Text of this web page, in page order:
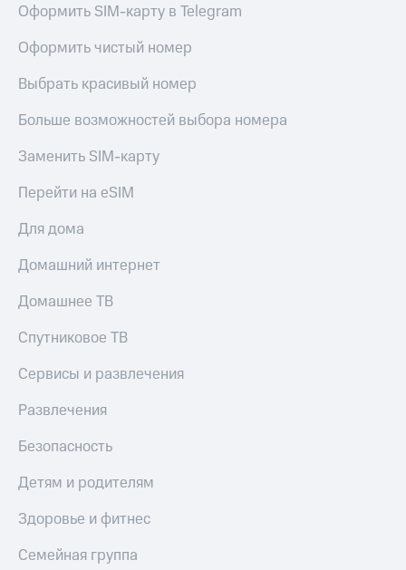
Оформить SIM-карту в Telegram
Оформить чистый номер
Выбрать красивый номер
Больше возможностей выбора номера
Заменить SIM-карту
Перейти на eSIM
Для дома
Домашний интернет
Домашнее ТВ
Спутниковое ТВ
Сервисы и развлечения
Развлечения
Безопасность
Детям и родителям
Здоровье и фитнес
Семейная группа